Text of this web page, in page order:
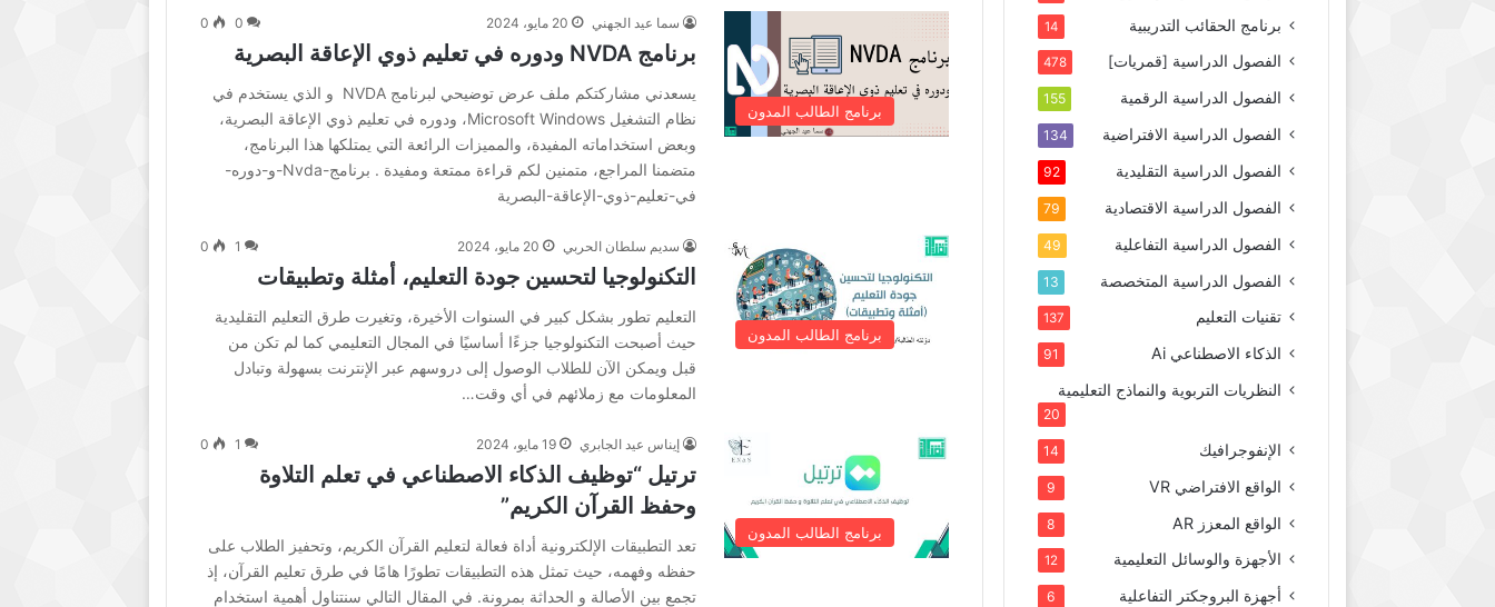
برنامج الطالب المدون
سما عيد الجهني 20 مايو، 2024 0
0
برنامج NVDA ودوره في تعليم ذوي الإعاقة البصرية
يسعدني مشاركتكم ملف عرض توضيحي لبرنامج NVDA و الذي يستخدم في
نظام التشغيل Microsoft Windows، ودوره في تعليم ذوي الإعاقة البصرية،
وبعض استخداماته المفيدة، والمميزات الرائعة التي يمتلكها هذا البرنامج،
متضمنا المراجع، متمنين لكم قراءة ممتعة ومفيدة . برنامج-Nvda-و-دوره-
في-تعليم-ذوي-الإعاقة-البصرية
برنامج الطالب المدون
سديم سلطان الحربي 20 مايو، 2024 1
0
التكنولوجيا لتحسين جودة التعليم، أمثلة وتطبيقات
التعليم تطور بشكل كبير في السنوات الأخيرة، وتغيرت طرق التعليم التقليدية
حيث أصبحت التكنولوجيا جزءًا أساسيًا في المجال التعليمي كما لم تكن من
قبل ويمكن الآن للطلاب الوصول إلى دروسهم عبر الإنترنت بسهولة وتبادل
المعلومات مع زملائهم في أي وقت…
برنامج الطالب المدون
إيناس عيد الجابري 19 مايو، 2024 1
0
ترتيل “توظيف الذكاء الاصطناعي في تعلم التلاوة
وحفظ القرآن الكريم”
تعد التطبيقات الإلكترونية أداة فعالة لتعليم القرآن الكريم، وتحفيز الطلاب على
حفظه وفهمه، حيث تمثل هذه التطبيقات تطورًا هامًا في طرق تعليم القرآن، إذ
تجمع بين الأصالة و الحداثة بمرونة. في المقال التالي سنتناول أهمية استخدام
برنامج الحقائب التدريبية 14
الفصول الدراسية [قمريات] 478
الفصول الدراسية الرقمية 155
الفصول الدراسية الافتراضية 134
الفصول الدراسية التقليدية 92
الفصول الدراسية الاقتصادية 79
الفصول الدراسية التفاعلية 49
الفصول الدراسية المتخصصة 13
تقنيات التعليم 137
الذكاء الاصطناعي Ai 91
النظريات التربوية والنماذج التعليمية
20
الإنفوجرافيك 14
الواقع الافتراضي VR 9
الواقع المعزز AR 8
الأجهزة والوسائل التعليمية 12
أجهزة البروجكتر التفاعلية 6